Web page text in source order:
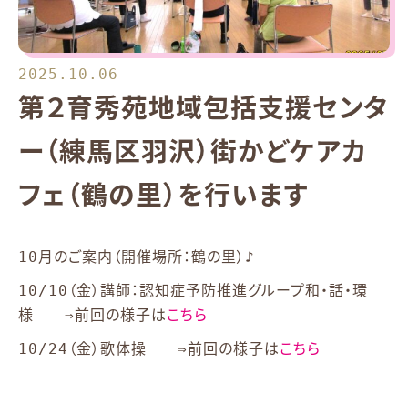
2025.10.06
第２育秀苑地域包括支援センタ
ー（練馬区羽沢）街かどケアカ
フェ（鶴の里）を行います
10月のご案内（開催場所：鶴の里）♪
10/10（金）講師：認知症予防推進グループ和・話・環
様 ⇒前回の様子はこちら
10/24（金）歌体操 ⇒前回の様子はこちら